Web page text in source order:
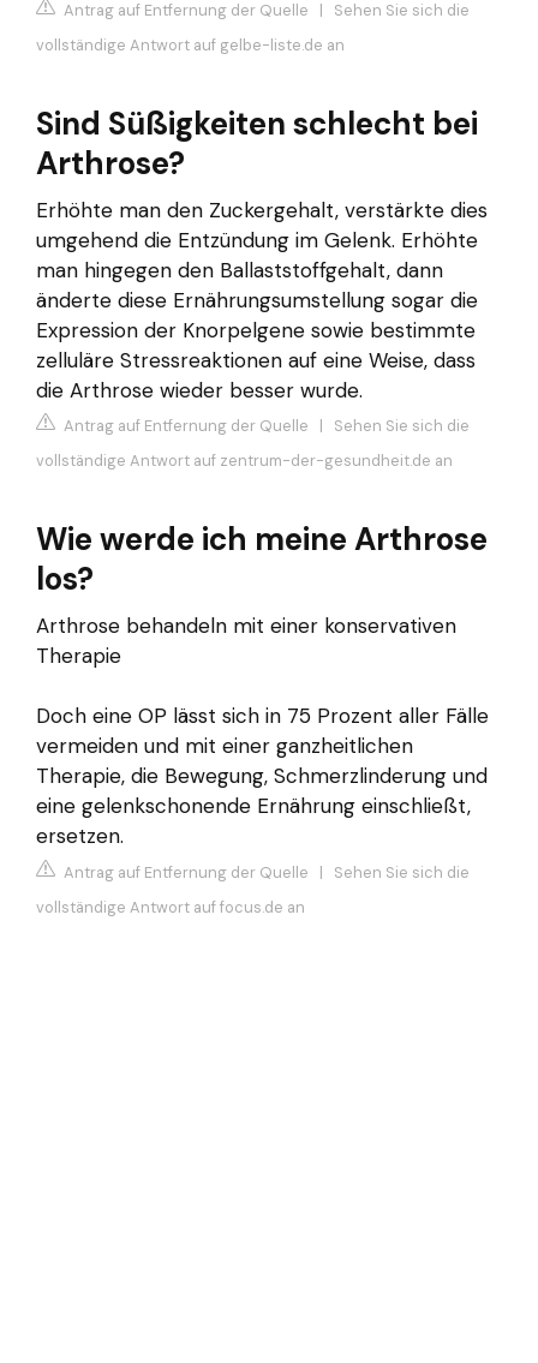
Antrag auf Entfernung der Quelle | Sehen Sie sich die
vollständige Antwort auf gelbe-liste.de an
Sind Süßigkeiten schlecht bei
Arthrose?
Erhöhte man den Zuckergehalt, verstärkte dies
umgehend die Entzündung im Gelenk. Erhöhte
man hingegen den Ballaststoffgehalt, dann
änderte diese Ernährungsumstellung sogar die
Expression der Knorpelgene sowie bestimmte
zelluläre Stressreaktionen auf eine Weise, dass
die Arthrose wieder besser wurde.
Antrag auf Entfernung der Quelle | Sehen Sie sich die
vollständige Antwort auf zentrum-der-gesundheit.de an
Wie werde ich meine Arthrose
los?
Arthrose behandeln mit einer konservativen
Therapie
Doch eine OP lässt sich in 75 Prozent aller Fälle
vermeiden und mit einer ganzheitlichen
Therapie, die Bewegung, Schmerzlinderung und
eine gelenkschonende Ernährung einschließt,
ersetzen.
Antrag auf Entfernung der Quelle | Sehen Sie sich die
vollständige Antwort auf focus.de an